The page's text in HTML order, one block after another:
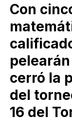
Con
cerró la
del
16 del